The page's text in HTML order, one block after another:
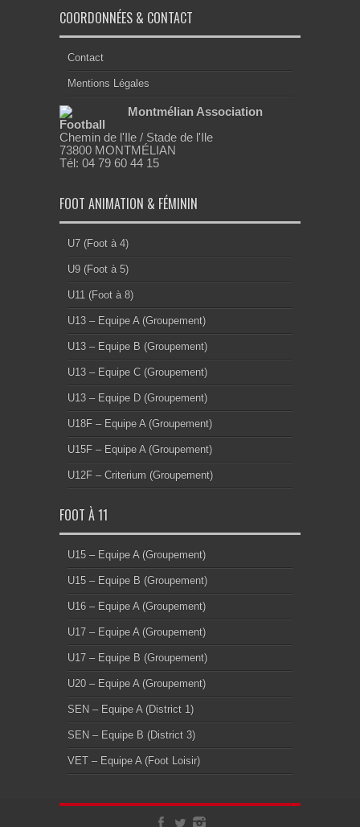
COORDONNÉES & CONTACT
Contact
Mentions Légales
Montmélian Association
Football
Chemin de l'Ile / Stade de l'Ile
73800 MONTMÉLIAN
Tél: 04 79 60 44 15
FOOT ANIMATION & FÉMININ
U7 (Foot à 4)
U9 (Foot à 5)
U11 (Foot à 8)
U13 – Equipe A (Groupement)
U13 – Equipe B (Groupement)
U13 – Equipe C (Groupement)
U13 – Equipe D (Groupement)
U18F – Equipe A (Groupement)
U15F – Equipe A (Groupement)
U12F – Criterium (Groupement)
FOOT À 11
U15 – Equipe A (Groupement)
U15 – Equipe B (Groupement)
U16 – Equipe A (Groupement)
U17 – Equipe A (Groupement)
U17 – Equipe B (Groupement)
U20 – Equipe A (Groupement)
SEN – Equipe A (District 1)
SEN – Equipe B (District 3)
VET – Equipe A (Foot Loisir)